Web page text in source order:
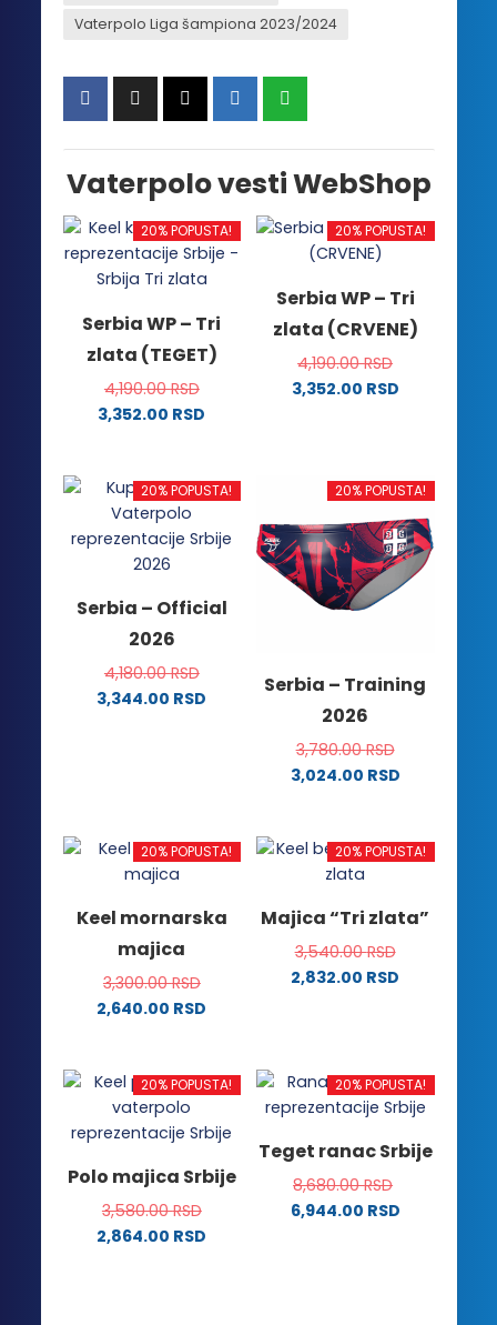
Vaterpolo Liga šampiona 2023/2024
Vaterpolo vesti WebShop
20% POPUSTA!
Serbia WP – Tri
zlata (TEGET)
4,190.00RSD
3,352.00 RSD
ima
više
varijanti.
Opcije
biti
izabrane
na
stranici
20% POPUSTA!
Serbia WP – Tri
zlata (CRVENE)
4,190.00RSD
3,352.00 RSD
više
varijanti.
Opcije
mogu
biti
izabrane
proizvoda.
20% POPUSTA!
Serbia – Official
2026
4,180.00RSD
3,344.00 RSD
Opcije
mogu
izabrane
na
stranici
proizvoda.
20% POPUSTA!
Serbia – Training
2026
3,780.00RSD
3,024.00 RSD
ima
više
Opcije
mogu
biti
proizvoda.
20% POPUSTA!
Keel mornarska
majica
3,300.00RSD
2,640.00 RSD
ima
više
varijanti.
mogu
biti
izabrane
20% POPUSTA!
Majica “Tri zlata”
3,540.00RSD
2,832.00 RSD
više
varijanti.
mogu
biti
izabrane
20% POPUSTA!
Polo majica Srbije
3,580.00RSD
2,864.00 RSD
20% POPUSTA!
Teget ranac Srbije
8,680.00RSD
6,944.00 RSD